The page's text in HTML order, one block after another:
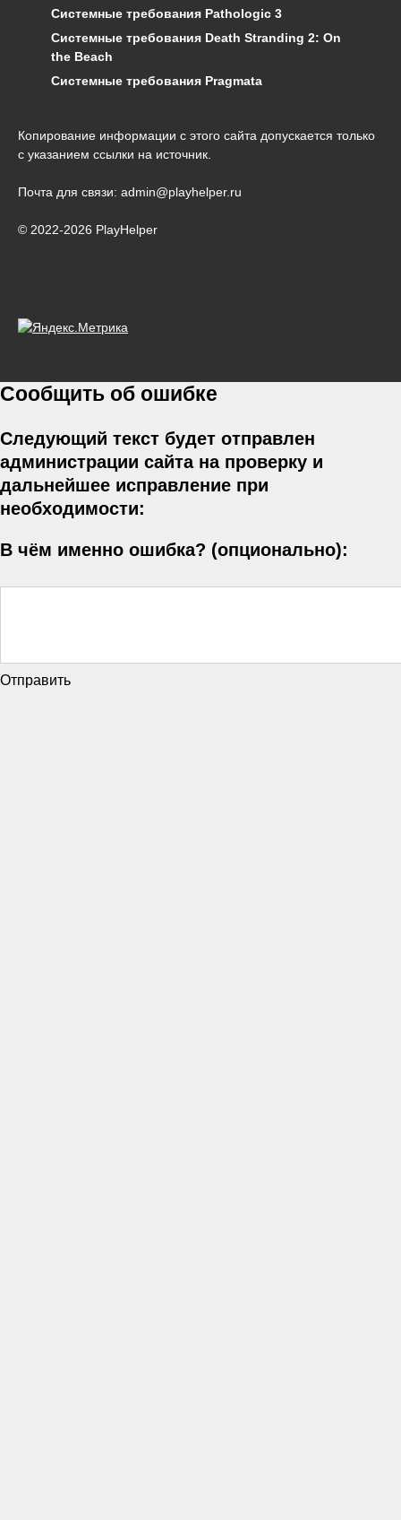
Системные требования Pathologic 3
Системные требования Death Stranding 2: On
the Beach
Системные требования Pragmata
Копирование информации с этого сайта допускается только
с указанием ссылки на источник.
Почта для связи: admin@playhelper.ru
© 2022-2026 PlayHelper
Сообщить об ошибке
Следующий текст будет отправлен
администрации сайта на проверку и
дальнейшее исправление при
необходимости:
В чём именно ошибка? (опционально):
Отправить